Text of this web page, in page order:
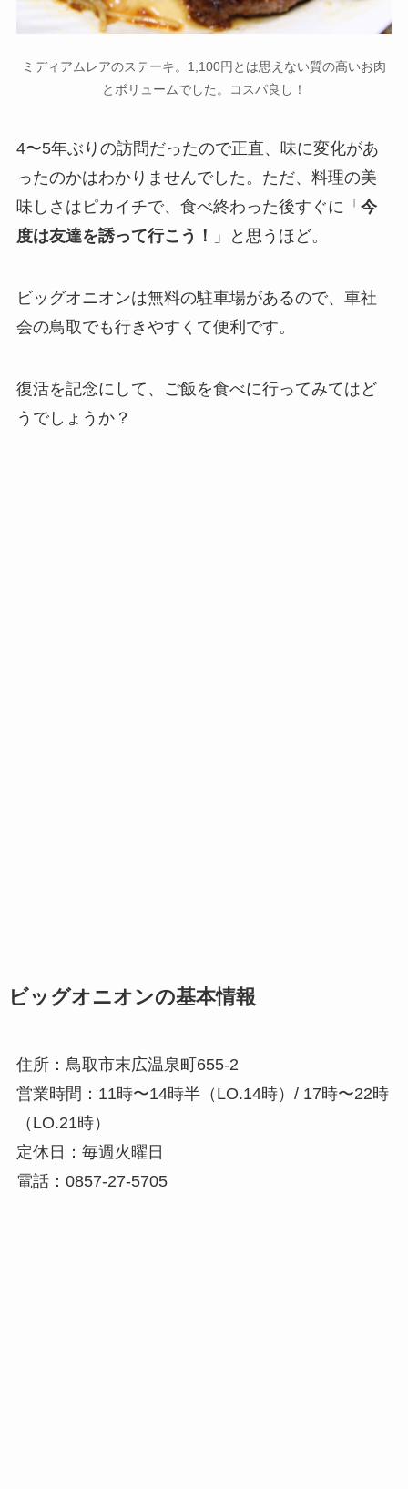
ミディアムレアのステーキ。1,100円とは思えない質の高いお肉
とボリュームでした。コスパ良し！
4〜5年ぶりの訪問だったので正直、味に変化があ
ったのかはわかりませんでした。ただ、料理の美
味しさはピカイチで、食べ終わった後すぐに「 今
度は友達を誘って行こう！
」と思うほど。
ビッグオニオンは無料の駐車場があるので、車社
会の鳥取でも行きやすくて便利です。
復活を記念にして、ご飯を食べに行ってみてはど
うでしょうか？
ビッグオニオンの基本情報
住所：鳥取市末広温泉町655-2
営業時間：11時〜14時半（LO.14時）/ 17時〜22時
（LO.21時）
定休日：毎週火曜日
電話：0857-27-5705